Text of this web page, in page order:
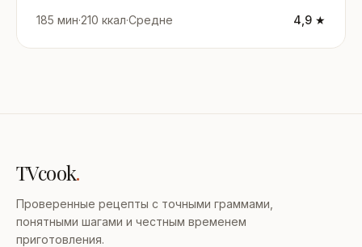
185 мин·210 ккал·Средне 4,9 ★
TVcook.
Проверенные рецепты с точными граммами,
понятными шагами и честным временем
приготовления.